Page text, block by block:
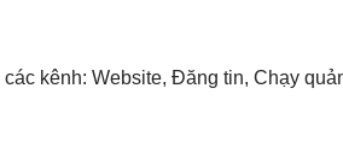
kênh: Website, Đăng tin, Chạy